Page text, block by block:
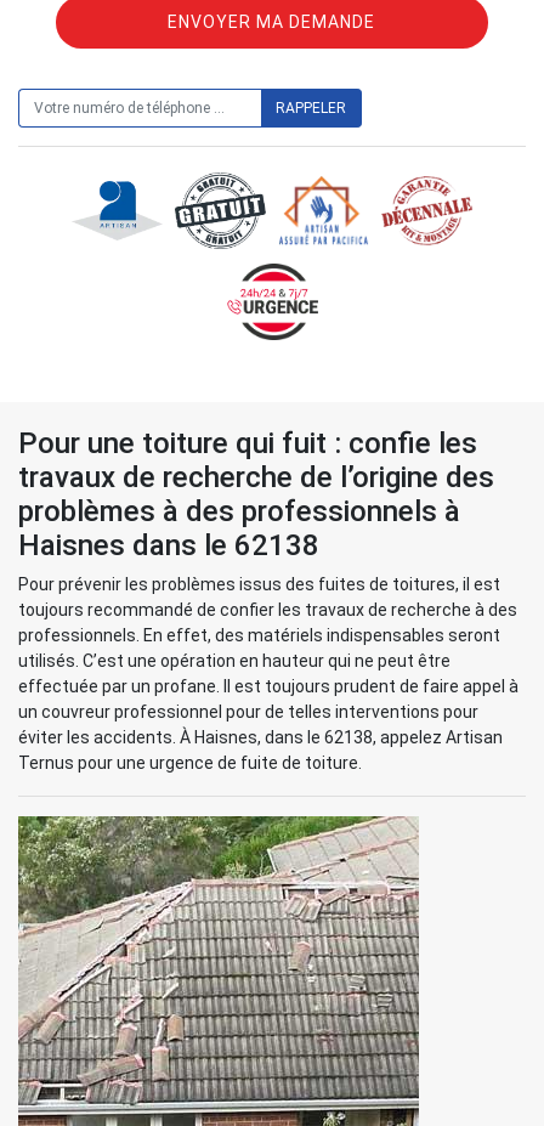
Pour une toiture qui fuit : confie les
travaux de recherche de l’origine des
problèmes à des professionnels à
Haisnes dans le 62138
Pour prévenir les problèmes issus des fuites de toitures, il est
toujours recommandé de confier les travaux de recherche à des
professionnels. En effet, des matériels indispensables seront
utilisés. C’est une opération en hauteur qui ne peut être
effectuée par un profane. Il est toujours prudent de faire appel à
un couvreur professionnel pour de telles interventions pour
éviter les accidents. À Haisnes, dans le 62138, appelez Artisan
Ternus pour une urgence de fuite de toiture.